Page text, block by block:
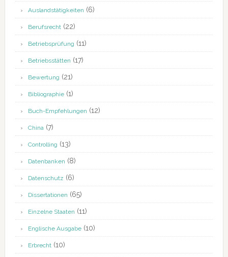
Auslandstätigkeiten (6)
Berufsrecht(22)
Betriebsprüfung (11)
Betriebsstätten (17)
Bewertung (21)
Bibliographie(1)
Buch-Empfehlungen (12)
China(7)
Controlling (13)
Datenbanken (8)
Datenschutz (6)
Dissertationen (65)
Einzelne Staaten (11)
Englische Ausgabe(10)
Erbrecht(10)